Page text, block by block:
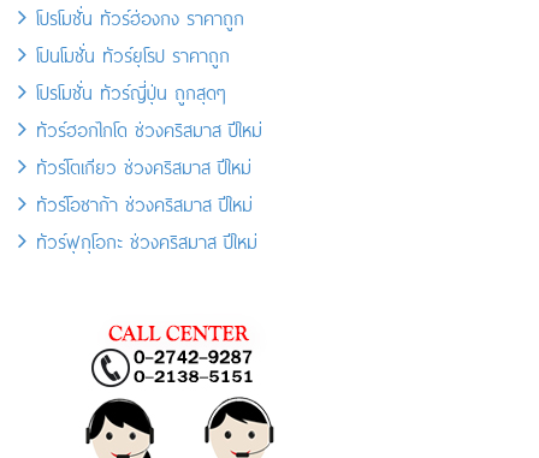
โปรโมชั่น ทัวร์ฮ่องกง ราคาถูก
โปนโมชั่น ทัวร์ยุโรป ราคาถูก
โปรโมชั่น ทัวร์ญี่ปุ่น ถูกสุดๆ
ทัวร์ฮอกไกโด ช่วงคริสมาส ปีใหม่
ทัวร์โตเกียว ช่วงคริสมาส ปีใหม่
ทัวร์โอซาก้า ช่วงคริสมาส ปีใหม่
ทัวร์ฟุกุโอกะ ช่วงคริสมาส ปีใหม่